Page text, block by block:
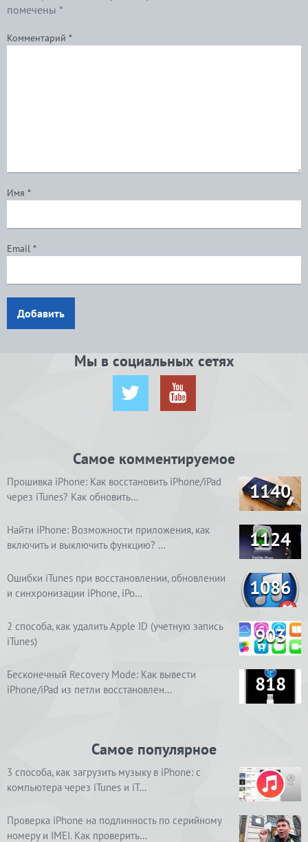
помечены *
Комментарий *
Имя *
Email *
Добавить
Мы в социальных сетях
Самое комментируемое
Прошивка iPhone: Как восстановить iPhone/iPad
через iTunes? Как обновить…
1140
Найти iPhone: Возможности приложения, как
включить и выключить функцию? …
1124
Ошибки iTunes при восстановлении, обновлении
и синхронизации iPhone, iPo…
1086
2 способа, как удалить Apple ID (учетную запись
iTunes)
903
Бесконечный Recovery Mode: Как вывести
iPhone/iPad из петли восстановлен…
818
Самое популярное
3 способа, как загрузить музыку в iPhone: с
компьютера через iTunes и iT…
Проверка iPhone на подлинность по серийному
номеру и IMEI. Как проверить…